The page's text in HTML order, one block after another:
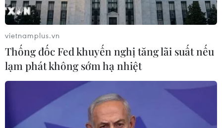
vietnamplus.vn
Thống đốc Fed khuyến nghị tăng lãi suất nếu
lạm phát không sớm hạ nhiệt